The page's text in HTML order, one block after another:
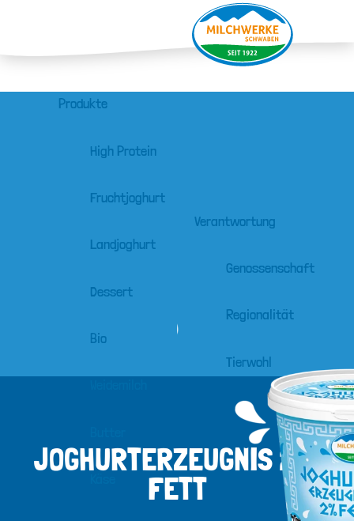
Produkte
High Protein
Fruchtjoghurt
Landjoghurt
Dessert
Bio
Verantwortung
Genossenschaft
Regionalität
Tierwohl
JOGHURTERZEUGNIS 2 %
FETT